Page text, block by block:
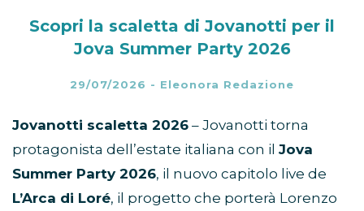
Scopri la scaletta di Jovanotti per il
Jova Summer Party 2026
29/07/2026 - Eleonora Redazione
Jovanotti scaletta 2026 – Jovanotti torna
protagonista dell’estate italiana con il Jova
Summer Party 2026, il nuovo capitolo live de
L’Arca di Loré, il progetto che porterà Lorenzo